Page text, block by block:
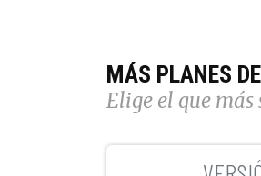
MÁS PLANES
Elige el que